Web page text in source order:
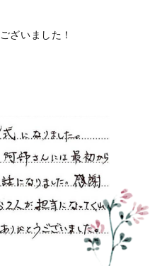
ざいました！